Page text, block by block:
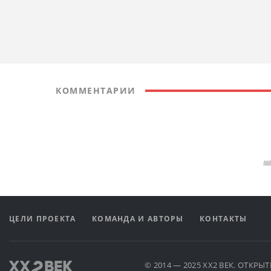
КОММЕНТАРИИ
Научно-популярный портал.